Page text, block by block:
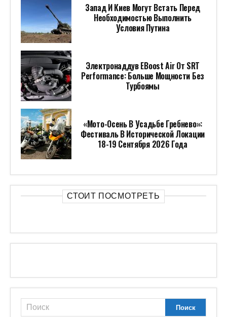
Запад И Киев Могут Встать Перед
Необходимостью Выполнить
Условия Путина
Электронаддув EBoost Air От SRT
Performance: Больше Мощности Без
Турбоямы
«Мото-Осень В Усадьбе Гребнево»:
Фестиваль В Исторической Локации
18-19 Сентября 2026 Года
СТОИТ ПОСМОТРЕТЬ